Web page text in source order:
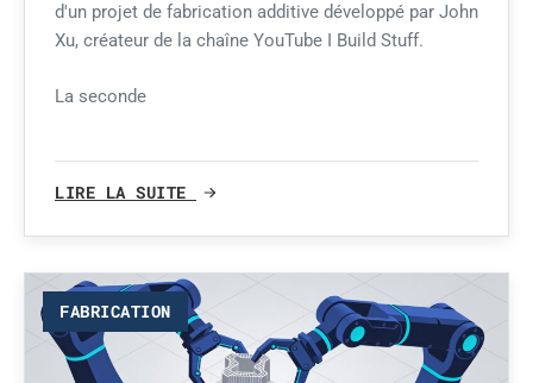
d'un projet de fabrication additive développé par John
Xu, créateur de la chaîne YouTube I Build Stuff.
La seconde
LIRE LA SUITE
FABRICATION